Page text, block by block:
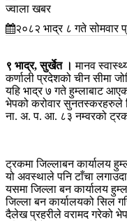
ज्वाला खबर
२०८२ भाद्र ८ गते सोमवार
९ भाद्र, सुर्खेत । मानव
कर्णाली प्रदेशको चीन सीमा
यहि भाद्र ७ गते हुम्लाबाट
भेपको करोवार सुनतस्करहरुले
ना. अ. प. आ. ८३ नम्वरको
ट्रकमा जिल्लाबन कार्यालय
यो अवस्थाले पनि टाँचा
यसमा जिल्ला बन कार्यालय
जिल्ला बन कार्यालयको सिल
दैलेख प्रहरीले वरामद गरेको